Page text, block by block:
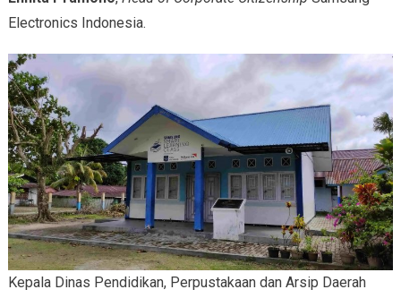
Electronics Indonesia.
Kepala Dinas Pendidikan, Perpustakaan dan Arsip Daerah